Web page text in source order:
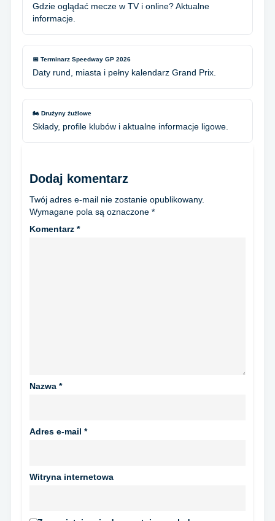
Gdzie oglądać mecze w TV i online? Aktualne
informacje.
📅 Terminarz Speedway GP 2026
Daty rund, miasta i pełny kalendarz Grand Prix.
🏍️ Drużyny żużlowe
Składy, profile klubów i aktualne informacje ligowe.
Dodaj komentarz
Twój adres e-mail nie zostanie opublikowany.
Wymagane pola są oznaczone *
Komentarz *
Nazwa *
Adres e-mail *
Witryna internetowa